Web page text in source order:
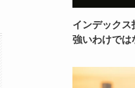
インデックス
強いわけでは